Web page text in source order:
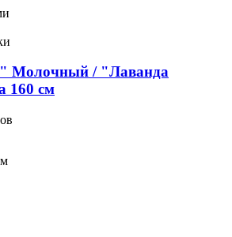
Молочный / "Лаванда
160 см